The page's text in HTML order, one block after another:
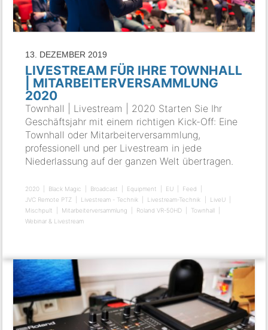
13. DEZEMBER 2019
LIVESTREAM FÜR IHRE TOWNHALL
| MITARBEITERVERSAMMLUNG
2020
Townhall | Livestream | 2020 Starten Sie Ihr
Geschäftsjahr mit einem richtigen Kick-Off: Eine
Townhall oder Mitarbeiterversammlung,
professionell und per Livestream in jede
Niederlassung auf der ganzen Welt übertragen.
2020 Black Magic Broadcast Equipment EU
Feed
JVC Remote PTZ
Livestream - Technik Livestream-Technik
LiveU
Mischpult
Mitarbeiterversammlung Roland VR-50HD
Townhall
Webinar & Livestream